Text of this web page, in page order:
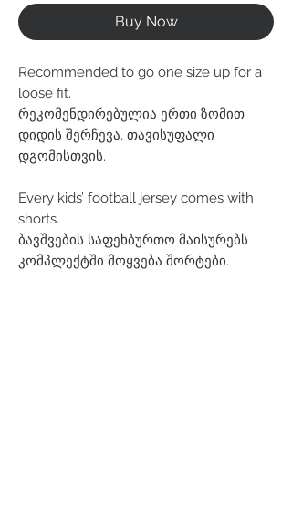
Buy Now
Recommended to go one size up for a
loose fit.
რეკომენდირებულია ერთი ზომით
დიდის შერჩევა, თავისუფალი
დგომისთვის.
Every kids’ football jersey comes with
shorts.
ბავშვების საფეხბურთო მაისურებს
კომპლექტში მოყვება შორტები.